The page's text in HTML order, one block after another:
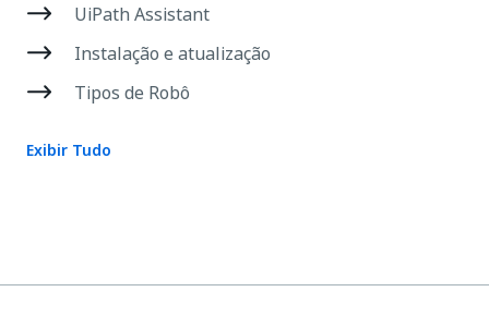
UiPath Assistant
Instalação e atualização
Tipos de Robô
Exibir Tudo